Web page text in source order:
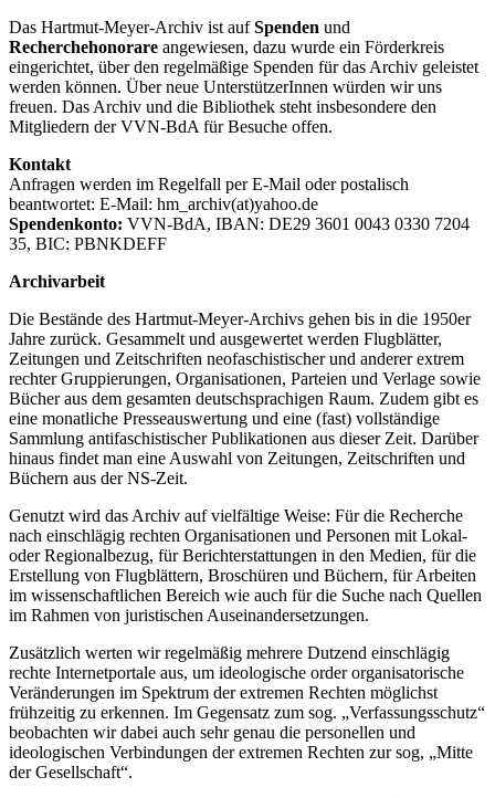
Das Hartmut-Meyer-Archiv ist aufSpenden und
Recherchehonorare angewiesen, dazu wurde ein Förderkreis
eingerichtet, über den regelmäßige Spenden für das Archiv geleistet
werden können. Über neue UnterstützerInnen würden wir uns
freuen. Das Archiv und die Bibliothek steht insbesondere den
Mitgliedern der VVN-BdA für Besuche offen.
Kontakt
Anfragen werden im Regelfall per E-Mail oder postalisch
beantwortet: E-Mail: hm_archiv(at)yahoo.de
Spendenkonto: VVN-BdA, IBAN: DE29 3601 0043 0330 7204
35, BIC: PBNKDEFF
Archivarbeit
Die Bestände des Hartmut-Meyer-Archivs gehen bis in die 1950er
Jahre zurück. Gesammelt und ausgewertet werden Flugblätter,
Zeitungen und Zeitschriften neofaschistischer und anderer extrem
rechter Gruppierungen, Organisationen, Parteien und Verlage sowie
Bücher aus dem gesamten deutschsprachigen Raum. Zudem gibt es
eine monatliche Presseauswertung und eine (fast) vollständige
Sammlung antifaschistischer Publikationen aus dieser Zeit. Darüber
hinaus findet man eine Auswahl von Zeitungen, Zeitschriften und
Büchern aus der NS-Zeit.
Genutzt wird das Archiv auf vielfältige Weise: Für die Recherche
nach einschlägig rechten Organisationen und Personen mit Lokal-
oder Regionalbezug, für Berichterstattungen in den Medien, für die
Erstellung von Flugblättern, Broschüren und Büchern, für Arbeiten
im wissenschaftlichen Bereich wie auch für die Suche nach Quellen
im Rahmen von juristischen Auseinandersetzungen.
Zusätzlich werten wir regelmäßig mehrere Dutzend einschlägig
rechte Internetportale aus, um ideologische order organisatorische
Veränderungen im Spektrum der extremen Rechten möglichst
frühzeitig zu erkennen. Im Gegensatz zum sog. „Verfassungsschutz“
beobachten wir dabei auch sehr genau die personellen und
ideologischen Verbindungen der extremen Rechten zur sog, „Mitte
der Gesellschaft“.